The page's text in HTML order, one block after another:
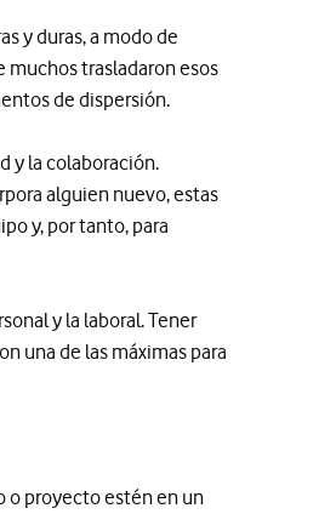
y duras, a modo de
muchos trasladaron esos
de dispersión.
y la colaboración.
alguien nuevo, estas
y, por tanto, para
y la laboral. Tener
una de las máximas para
o proyecto estén en un